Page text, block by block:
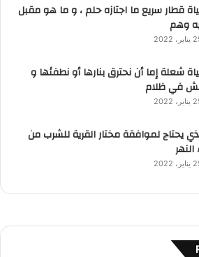
قطار سريع ما اجتازه حلم ، و ما هو مقبل
وهم
2022
شعلة إما أن نحترق بنارها أو نطفئها و
في ظلام
2022
يحتاج لموافقة مختار القرية للشرب من
2022